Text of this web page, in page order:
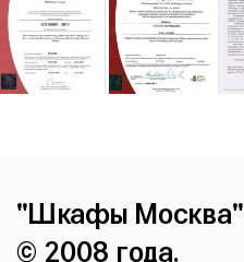
"Шкафы Москва"
© 2008 года.